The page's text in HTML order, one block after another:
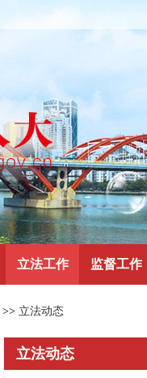
立法工作 监督工作
>> 立法动态
立法动态